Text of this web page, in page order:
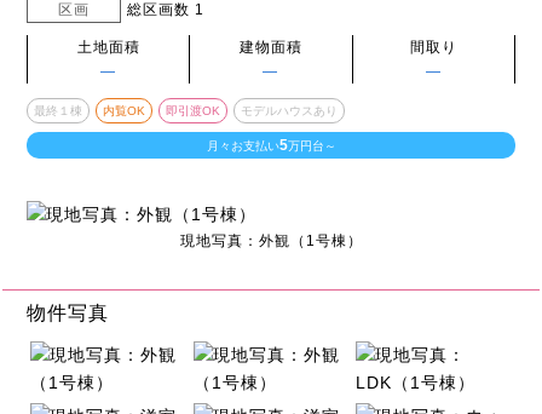
区画
総区画数 1
土地面積
―
建物面積
―
間取り
―
最終１棟 内覧OK 即引渡OK モデルハウスあり
月々お支払い5万円台～
現地写真：外観（1号棟）
物件写真